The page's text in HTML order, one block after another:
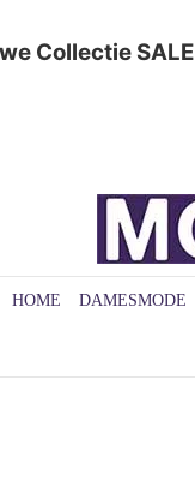
Collectie SALE
HOME DAMESMODE